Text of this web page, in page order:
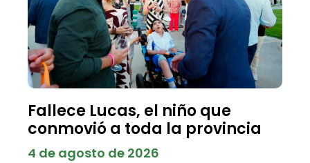
Fallece Lucas, el niño que
conmovió a toda la provincia
4 de agosto de 2026